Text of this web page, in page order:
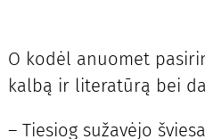
O kodėl anuomet
kalbą ir literatūrą bei
– Tiesiog sužavėjo